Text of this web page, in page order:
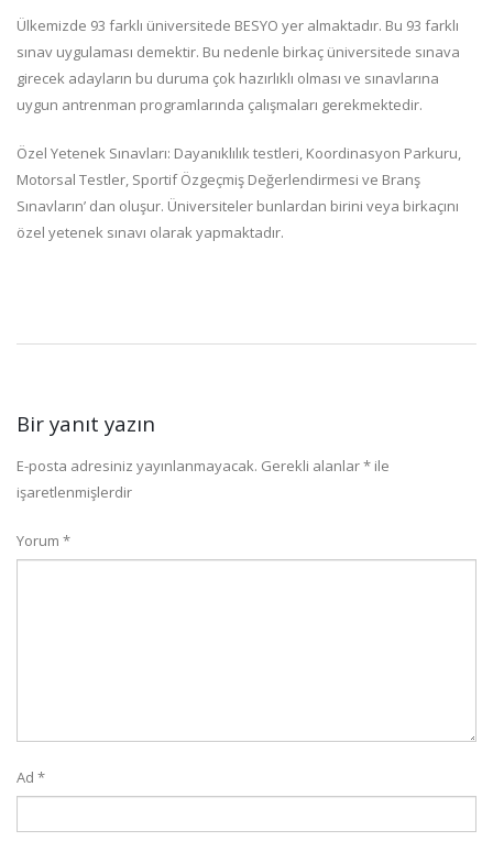
Ülkemizde 93 farklı üniversitede BESYO yer almaktadır. Bu 93 farklı
sınav uygulaması demektir. Bu nedenle birkaç üniversitede sınava
girecek adayların bu duruma çok hazırlıklı olması ve sınavlarına
uygun antrenman programlarında çalışmaları gerekmektedir.
Özel Yetenek Sınavları: Dayanıklılık testleri, Koordinasyon Parkuru,
Motorsal Testler, Sportif Özgeçmiş Değerlendirmesi ve Branş
Sınavların’ dan oluşur. Üniversiteler bunlardan birini veya birkaçını
özel yetenek sınavı olarak yapmaktadır.
Bir yanıt yazın
E-posta adresiniz yayınlanmayacak. Gerekli alanlar* ile
işaretlenmişlerdir
Yorum *
Ad *